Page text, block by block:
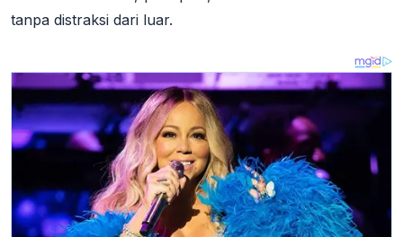
tanpa distraksi dari luar.